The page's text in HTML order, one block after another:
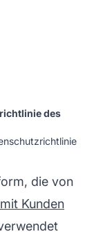
des
die von
Kunden